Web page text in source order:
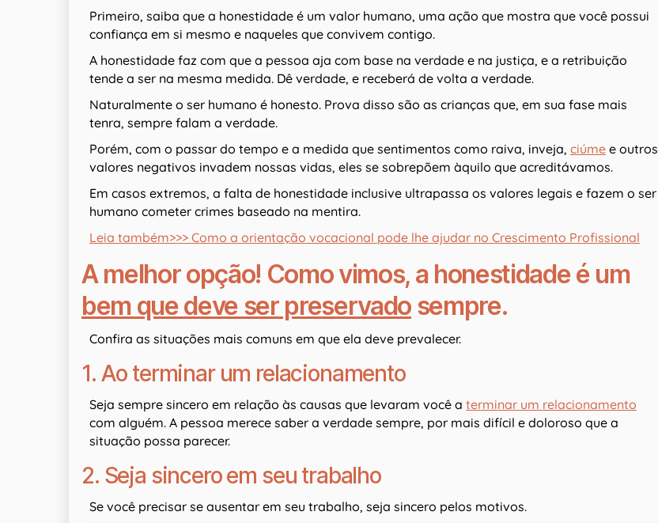
Primeiro, saiba que a honestidade é um valor humano, uma ação que mostra que você possui
confiança em si mesmo e naqueles que convivem contigo.
A honestidade faz com que a pessoa aja com base na verdade e na justiça, e a retribuição
tende a ser na mesma medida. Dê verdade, e receberá de volta a verdade.
Naturalmente o ser humano é honesto. Prova disso são as crianças que, em sua fase mais
tenra, sempre falam a verdade.
Porém, com o passar do tempo e a medida que sentimentos como raiva, inveja, ciúme e outros
valores negativos invadem nossas vidas, eles se sobrepõem àquilo que acreditávamos.
Em casos extremos, a falta de honestidade inclusive ultrapassa os valores legais e fazem o ser
humano cometer crimes baseado na mentira.
Leia também>>> Como a orientação vocacional pode lhe ajudar no Crescimento Profissional
A melhor opção! Como vimos, a honestidade é um
bem que deve ser preservado sempre.
Confira as situações mais comuns em que ela deve prevalecer.
1. Ao terminar um relacionamento
Seja sempre sincero em relação às causas que levaram você a terminar um relacionamento
com alguém. A pessoa merece saber a verdade sempre, por mais difícil e doloroso que a
situação possa parecer.
2. Seja sincero em seu trabalho
Se você precisar se ausentar em seu trabalho, seja sincero pelos motivos.